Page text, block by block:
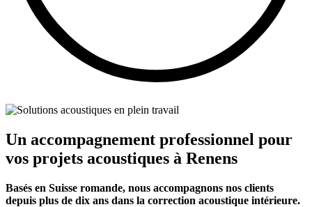
Un accompagnement professionnel pour
vos projets acoustiques à Renens
Basés en Suisse romande, nous accompagnons nos clients
depuis plus de dix ans dans la correction acoustique intérieure.